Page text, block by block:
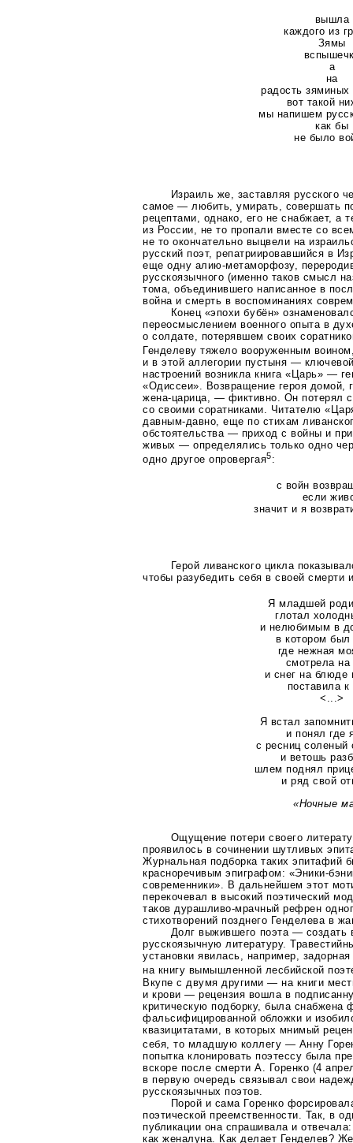
вышла
каждого из
Зямы
а
на
радость
вот такой
мы напишем
как бы
не было
Израиль же, заставляя русского
самое — любить, умирать, совершать
рецептами, однако, его не снабжает, а
из России, не то пропали вместе со
не то окончательно выцвели на
русский поэт, репатриировавшийся в
еще одну алию-метаморфозу,
русскоязычного (именно таков смысл
тома, объединившего написанное в
война и смерть в воспоминаниях
Конец «эпохи бубён»
переосмыслением военного опыта в
о солдате, потерявшем своих
Генделеву тяжело вооруженным
и в этой аллегории пустыня —
настроений возникла книга «Царь» —
«Одиссеи». Возвращение героя домой,
жена-царица , — фиктивно. Он потерял
со своими соратниками. Читателю
давным-давно , еще по стихам
обстоятельства — приход с войны и
живых — определялись только одно
одно другое опровергая5:
с войн
если
значит и я
Герой ливанского цикла
чтобы разубедить себя в своей смерти
Я младшей
глотал
и нелюбимым в
в котором
где нежная
смотрела на
и снег на блюде
поставила к
<...>
Я встал
и понял где
с ресниц соленый
и ветошь
шлем поднял
и ряд свой
«Ночные
Ощущение потери своего
проявилось в сочинении шутливых
Журнальная подборка таких эпитафий
красноречивым эпиграфом: «Эники-
современники». В дальнейшем этот
перекочевал в высокий поэтический
таковдурашливо-мрачный рефрен
стихотворений позднего Генделева в
Долг выжившего поэта — создать
русскоязычную литературу.
установки явилась, например,
на книгу вымышленной лесбийской
Вкупе с двумя другими — на книги
и крови — рецензия вошла в
критическую подборку, была снабжена
фальсифицированной обложки и
квазицитатами, в которых мнимый
себя, то младшую коллегу — Анну
попытка клонировать поэтессу была
вскоре после смерти А. Горенко (4
в первую очередь связывал свои
русскоязычных поэтов.
Порой и сама Горенко
поэтической преемственности. Так, в
публикации она спрашивала и
как женалуна. Как делает Генделев?